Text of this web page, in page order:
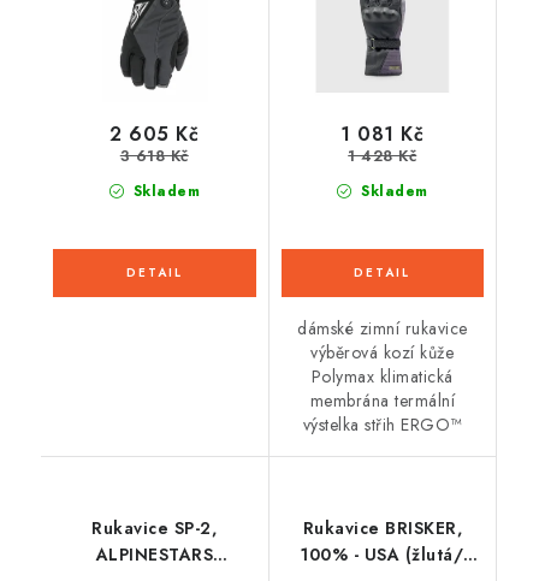
Skladem
2 605 Kč
3 618 Kč
Skladem
1 081 Kč
1 428 Kč
dámské zimní rukavice
výběrová kozí kůže
Polymax klimatická
membrána termální
výstelka střih ERGO™
Rukavice SP-2,
ALPINESTARS
Rukavice BRISKER,
100% - USA (žlutá/